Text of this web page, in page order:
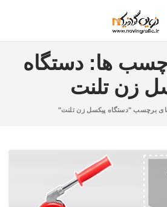
ها: دستگاه
زن تلنت
برچسب "دستگاه پیکسل زن تلنت"